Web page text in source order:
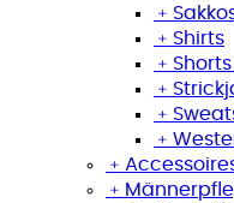
﹢
﹢ Shirts
﹢
﹢
﹢
﹢
﹢
﹢